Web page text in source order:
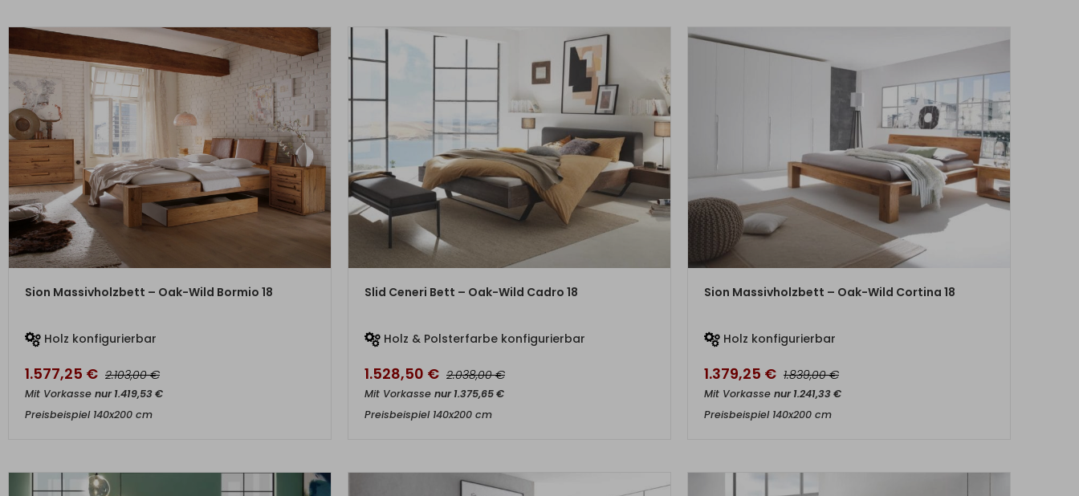
ZUM PRODUKT
Sion Massivholzbett – Oak-Wild Bormio 18
Holz konfigurierbar
1.577,25 € 2.103,00€
Mit Vorkasse nur1.419,53€
Preisbeispiel 140x200 cm
ZUM PRODUKT
Slid Ceneri Bett – Oak-Wild Cadro 18
Holz & Polsterfarbe konfigurierbar
1.528,50 € 2.038,00€
Mit Vorkasse nur1.375,65€
Preisbeispiel 140x200 cm
ZUM PRODUKT
Sion Massivholzbett – Oak-Wild Cortina 18
Holz konfigurierbar
1.379,25 € 1.839,00€
Mit Vorkasse nur1.241,33€
Preisbeispiel 140x200 cm